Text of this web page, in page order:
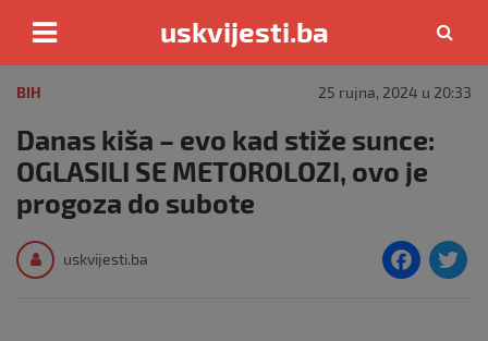
content
uskvijesti.ba
BIH 25 rujna, 2024 u 20:33
Danas kiša – evo kad stiže sunce:
OGLASILI SE METOROLOZI, ovo je
progoza do subote
uskvijesti.ba
F